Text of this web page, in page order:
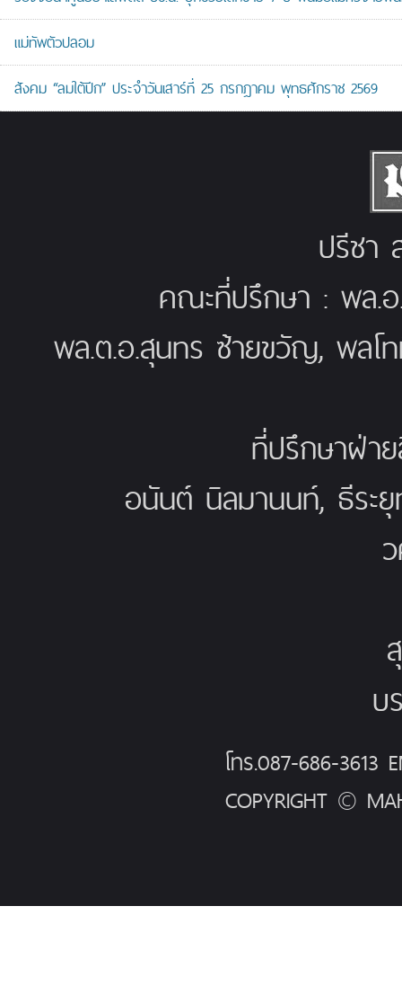
แม่ทัพตัวปลอม
สังคม “ลมใต้ปีก” ประจำวันเสาร์ที่ 25 กรกฎาคม พุทธศักราช 2569
ปรีชา
คณะที่ปรึกษา : พล.
พล.ต.อ.สุนทร ซ้ายขวัญ, พล
ที่ปรึกษาฝ่า
อนันต์ นิลมานนท์, ธีร
บ
โทร.087-686-3613
COPYRIGHT ©